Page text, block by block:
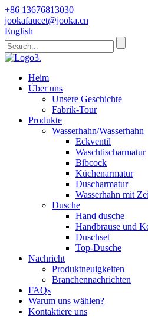
+86 13676813030
jookafaucet@jooka.cn
English
Heim
Über uns
Unsere Geschichte
Fabrik-Tour
Produkte
Wasserhahn/Wasserhahn
Eckventil
Waschtischarmatur
Bibcock
Küchenarmatur
Duscharmatur
Wasserhahn mit
Dusche
Hand dusche
Handbrause und
Duschset
Top-Dusche
Nachricht
Produktneuigkeiten
Branchennachrichten
FAQs
Warum uns wählen?
Kontaktiere uns